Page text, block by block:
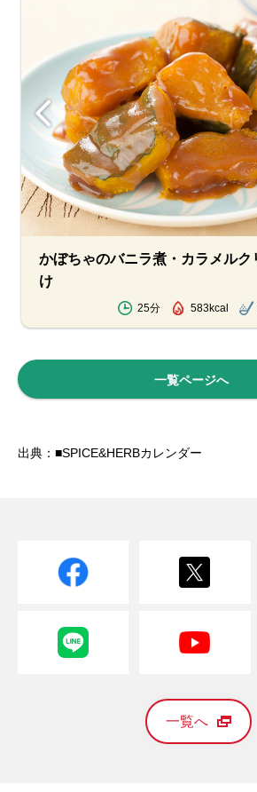
かぼちゃのバニラ煮・カラメルク
け
25分 583kcal
一覧ページへ
出典：■SPICE&HERBカレンダー
一覧へ